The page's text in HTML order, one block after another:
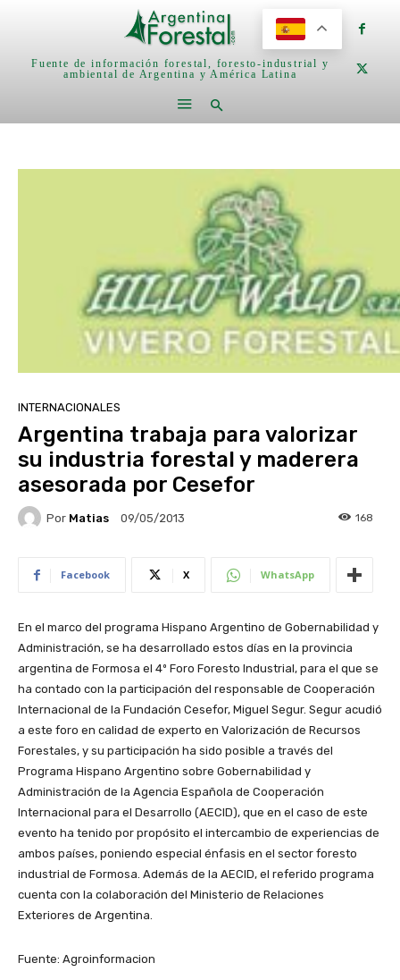
Fuente de información forestal, foresto-industrial y
ambiental de Argentina y América Latina
INTERNACIONALES
Argentina trabaja para valorizar
su industria forestal y maderera
asesorada por Cesefor
Por Matias 09/05/2013 168
Facebook X WhatsApp
En el marco del programa Hispano Argentino de Gobernabilidad y
Administración, se ha desarrollado estos días en la provincia
argentina de Formosa el 4º Foro Foresto Industrial, para el que se
ha contado con la participación del responsable de Cooperación
Internacional de la Fundación Cesefor, Miguel Segur. Segur acudió
a este foro en calidad de experto en Valorización de Recursos
Forestales, y su participación ha sido posible a través del
Programa Hispano Argentino sobre Gobernabilidad y
Administración de la Agencia Española de Cooperación
Internacional para el Desarrollo (AECID), que en el caso de este
evento ha tenido por propósito el intercambio de experiencias de
ambos países, poniendo especial énfasis en el sector foresto
industrial de Formosa. Además de la AECID, el referido programa
cuenta con la colaboración del Ministerio de Relaciones
Exteriores de Argentina.
Fuente: Agroinformacion